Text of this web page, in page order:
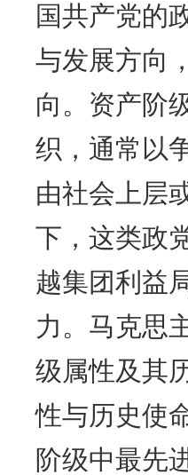
国共产党的
与发展方向
向。资产阶
织，通常以
由社会上层
下，这类政
越集团利益
力。马克思
级属性及其
性与历史使
阶级中最先